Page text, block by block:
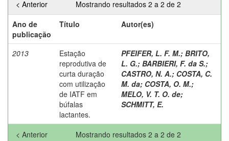
Mostrando resultados 2 a 2 de 2
< Anterior
Ano de
publicação
Título Autor(es)
2013
Estação
reprodutiva de
curta duração
com utilização
de IATF em
búfalas
lactantes.
PFEIFER, L. F. M.; BRITO,
L. G.; BARBIERI, F. da S.;
CASTRO, N. A.; COSTA, C.
M. da; COSTA, O. M.;
MELO, V. T. O. de;
SCHMITT, E.
Mostrando resultados 2 a 2 de 2
< Anterior